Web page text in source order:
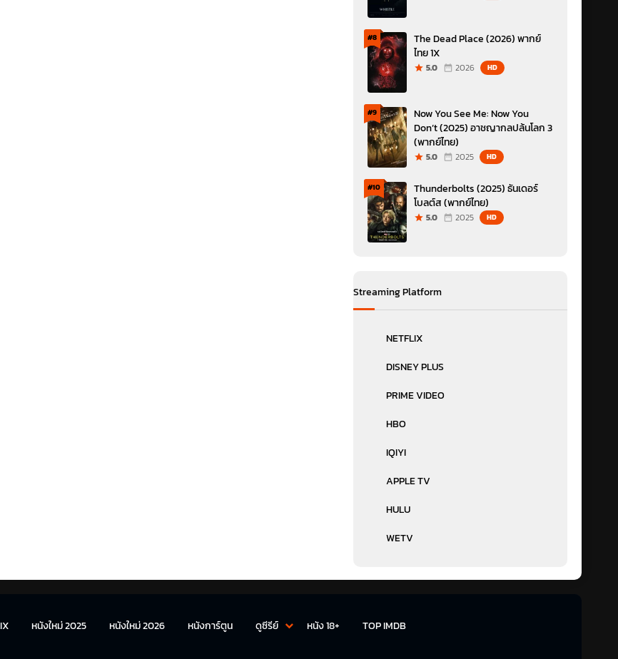
#8
The Dead Place (2026) พากย์
ไทย 1X
5.0 2026 HD
#9
Now You See Me: Now You
Don’t (2025) อาชญากลปล้นโลก 3
(พากย์ไทย)
5.0 2025 HD
#10
Thunderbolts (2025) ธันเดอร์
โบลต์ส (พากย์ไทย)
5.0 2025 HD
Streaming Platform
NETFLIX
DISNEY PLUS
PRIME VIDEO
HBO
IQIYI
APPLE TV
HULU
WETV
หนังใหม่ 2025 หนังใหม่ 2026 หนังการ์ตูน ดูซีรีย์ หนัง 18+ TOP IMDB